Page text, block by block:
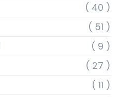
( 40 )
( 51 )
( 9 )
( 27 )
( 11 )